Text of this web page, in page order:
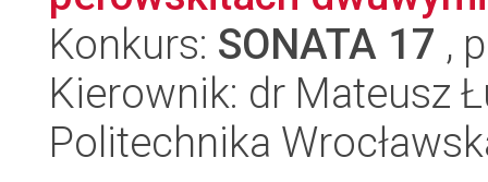
Konkurs: SONATA 17 ,
Kierownik: dr Mateusz
Politechnika